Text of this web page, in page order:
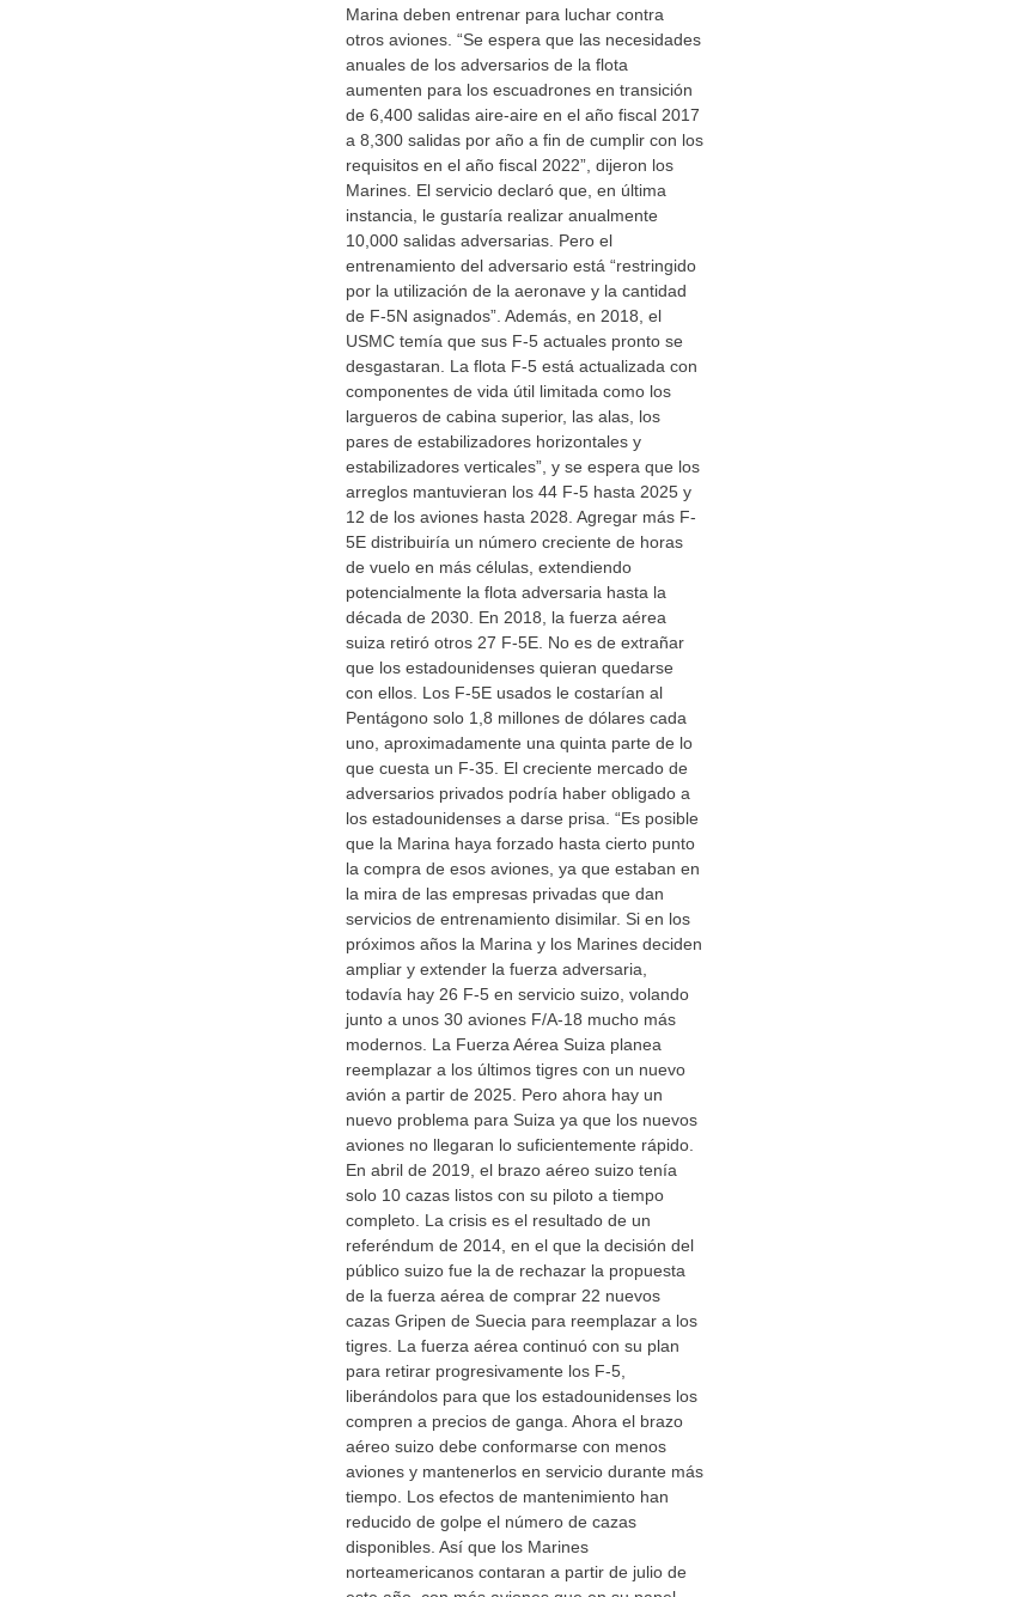
Marina deben entrenar para luchar contra
otros aviones. “Se espera que las necesidades
anuales de los adversarios de la flota
aumenten para los escuadrones en transición
de 6,400 salidas aire-aire en el año fiscal 2017
a 8,300 salidas por año a fin de cumplir con los
requisitos en el año fiscal 2022”, dijeron los
Marines. El servicio declaró que, en última
instancia, le gustaría realizar anualmente
10,000 salidas adversarias. Pero el
entrenamiento del adversario está “restringido
por la utilización de la aeronave y la cantidad
de F-5N asignados”. Además, en 2018, el
USMC temía que sus F-5 actuales pronto se
desgastaran. La flota F‐5 está actualizada con
componentes de vida útil limitada como los
largueros de cabina superior, las alas, los
pares de estabilizadores horizontales y
estabilizadores verticales”, y se espera que los
arreglos mantuvieran los 44 F-5 hasta 2025 y
12 de los aviones hasta 2028. Agregar más F-
5E distribuiría un número creciente de horas
de vuelo en más células, extendiendo
potencialmente la flota adversaria hasta la
década de 2030. En 2018, la fuerza aérea
suiza retiró otros 27 F-5E. No es de extrañar
que los estadounidenses quieran quedarse
con ellos. Los F-5E usados le costarían al
Pentágono solo 1,8 millones de dólares cada
uno, aproximadamente una quinta parte de lo
que cuesta un F-35. El creciente mercado de
adversarios privados podría haber obligado a
los estadounidenses a darse prisa. “Es posible
que la Marina haya forzado hasta cierto punto
la compra de esos aviones, ya que estaban en
la mira de las empresas privadas que dan
servicios de entrenamiento disimilar. Si en los
próximos años la Marina y los Marines deciden
ampliar y extender la fuerza adversaria,
todavía hay 26 F-5 en servicio suizo, volando
junto a unos 30 aviones F/A-18 mucho más
modernos. La Fuerza Aérea Suiza planea
reemplazar a los últimos tigres con un nuevo
avión a partir de 2025. Pero ahora hay un
nuevo problema para Suiza ya que los nuevos
aviones no llegaran lo suficientemente rápido.
En abril de 2019, el brazo aéreo suizo tenía
solo 10 cazas listos con su piloto a tiempo
completo. La crisis es el resultado de un
referéndum de 2014, en el que la decisión del
público suizo fue la de rechazar la propuesta
de la fuerza aérea de comprar 22 nuevos
cazas Gripen de Suecia para reemplazar a los
tigres. La fuerza aérea continuó con su plan
para retirar progresivamente los F-5,
liberándolos para que los estadounidenses los
compren a precios de ganga. Ahora el brazo
aéreo suizo debe conformarse con menos
aviones y mantenerlos en servicio durante más
tiempo. Los efectos de mantenimiento han
reducido de golpe el número de cazas
disponibles. Así que los Marines
norteamericanos contaran a partir de julio de